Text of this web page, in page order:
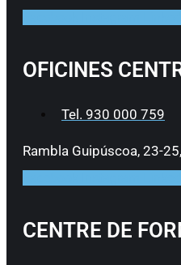
OFICINES
Tel. 930 000 759
Rambla Guipúscoa, 23-
CENTRE DE